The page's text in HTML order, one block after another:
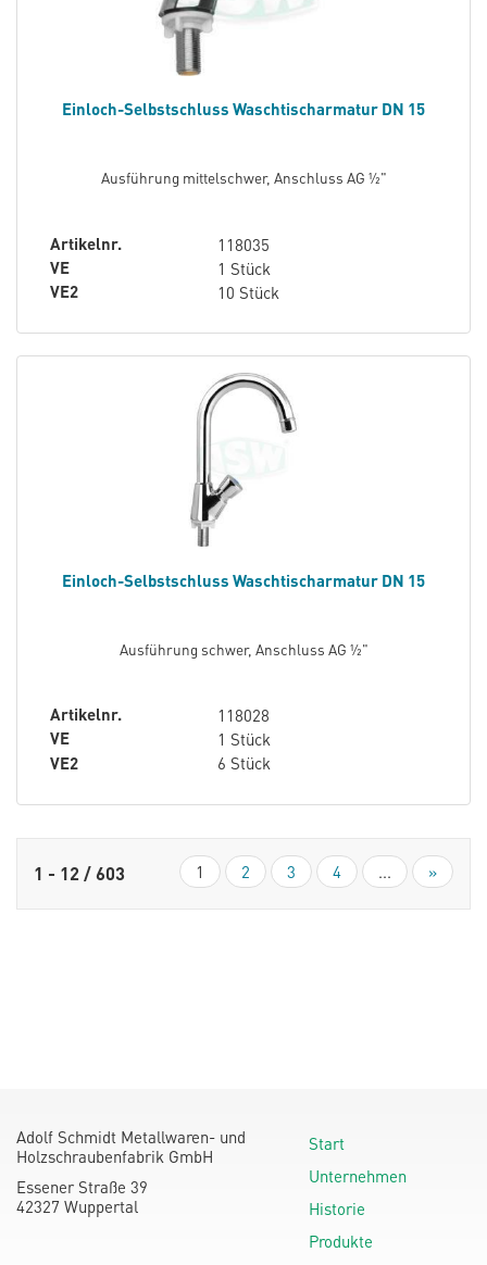
Einloch-Selbstschluss Waschtischarmatur DN 15
Ausführung mittelschwer, Anschluss AG ½"
Artikelnr.
118035
VE
1 Stück
VE2
10 Stück
Einloch-Selbstschluss Waschtischarmatur DN 15
Ausführung schwer, Anschluss AG ½"
Artikelnr.
118028
VE
1 Stück
VE2
6 Stück
1 - 12 / 603 1 2 3 4 ... »
Adolf Schmidt Metallwaren- und
Holzschraubenfabrik GmbH
Essener Straße 39
42327 Wuppertal
Start
Unternehmen
Historie
Produkte